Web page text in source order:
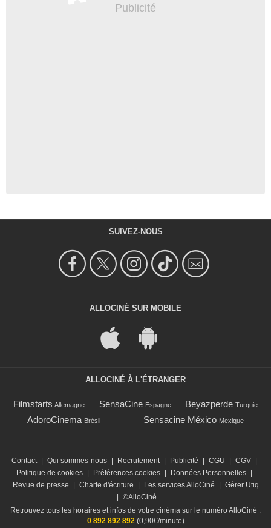
SUIVEZ-NOUS
ALLOCINÉ SUR MOBILE
ALLOCINÉ À L'ÉTRANGER
Filmstarts Allemagne SensaCine Espagne Beyazperde Turquie
AdoroCinema Brésil Sensacine México Mexique
Contact Qui sommes-nous Recrutement Publicité CGU CGV
Politique de cookies
Préférences cookies Données Personnelles
Revue de presse
Charte d'écriture Les services AlloCiné
Gérer Utiq
©AlloCiné
Retrouvez tous les horaires et infos de votre cinéma sur le numéro AlloCiné :
0 892 892 892(0,90€/minute)